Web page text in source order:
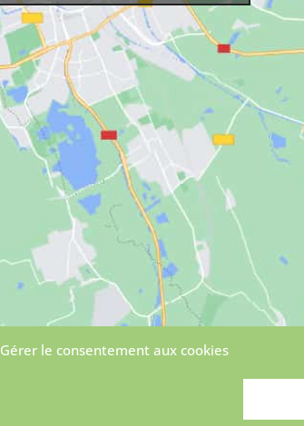
Gérer le consentement aux cookies